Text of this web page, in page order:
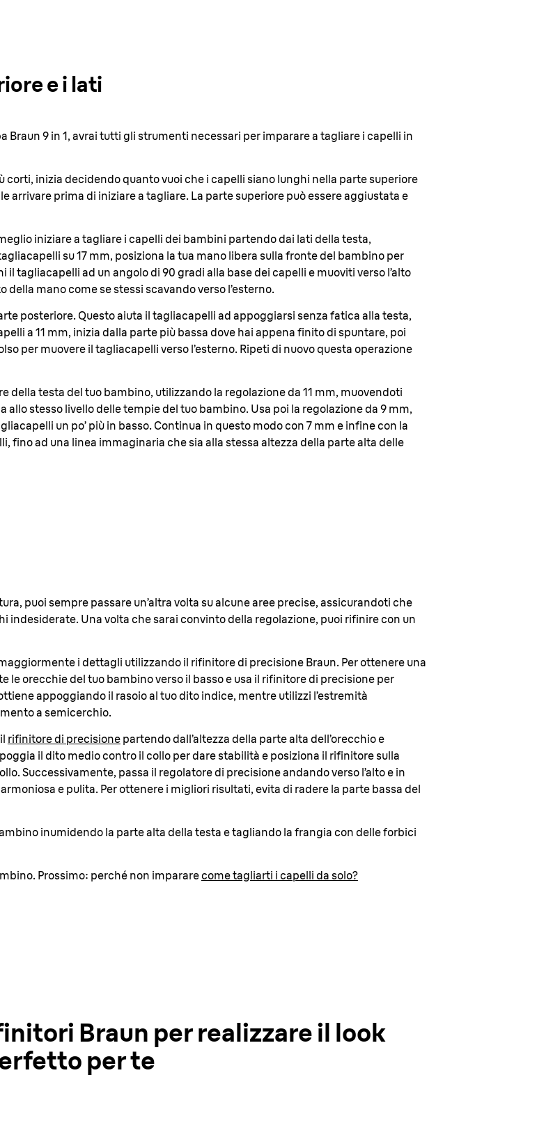
e i lati
Braun 9 in 1, avrai tutti gli strumenti necessari per imparare a tagliare i capelli in
inizia decidendo quanto vuoi che i capelli siano lunghi nella parte superiore
arrivare prima di iniziare a tagliare. La parte superiore può essere aggiustata e
iniziare a tagliare i capelli dei bambini partendo dai lati della testa,
su 17 mm, posiziona la tua mano libera sulla fronte del bambino per
tagliacapelli ad un angolo di 90 gradi alla base dei capelli e muoviti verso l’alto
mano come se stessi scavando verso l’esterno.
posteriore. Questo aiuta il tagliacapelli ad appoggiarsi senza fatica alla testa,
a 11 mm, inizia dalla parte più bassa dove hai appena finito di spuntare, poi
per muovere il tagliacapelli verso l’esterno. Ripeti di nuovo questa operazione
della testa del tuo bambino, utilizzando la regolazione da 11 mm, muovendoti
allo stesso livello delle tempie del tuo bambino. Usa poi la regolazione da 9 mm,
un po’ più in basso. Continua in questo modo con 7 mm e infine con la
fino ad una linea immaginaria che sia alla stessa altezza della parte alta delle
puoi sempre passare un’altra volta su alcune aree precise, assicurandoti che
indesiderate. Una volta che sarai convinto della regolazione, puoi rifinire con un
i dettagli utilizzando il rifinitore di precisione Braun. Per ottenere una
orecchie del tuo bambino verso il basso e usa il rifinitore di precisione per
appoggiando il rasoio al tuo dito indice, mentre utilizzi l’estremità
a semicerchio.
rifinitore di precisionepartendo dall’altezza della parte alta dell’orecchio e
il dito medio contro il collo per dare stabilità e posiziona il rifinitore sulla
Successivamente, passa il regolatore di precisione andando verso l’alto e in
e pulita. Per ottenere i migliori risultati, evita di radere la parte bassa del
inumidendo la parte alta della testa e tagliando la frangia con delle forbici
Prossimo: perché non impararecome tagliarti i capelli da solo?
Braun per realizzare il look
per te